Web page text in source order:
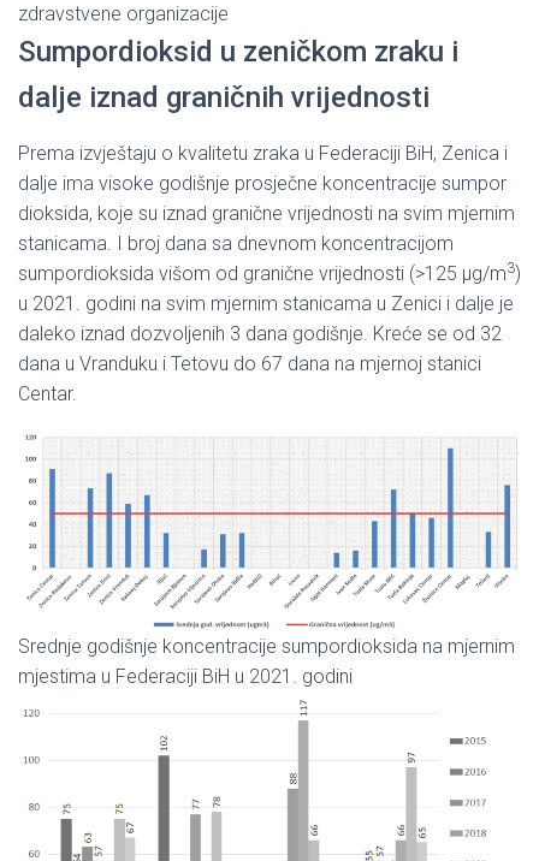
zdravstvene organizacije
Sumpordioksid u zeničkom zraku i
dalje iznad graničnih vrijednosti
Prema izvještaju o kvalitetu zraka u Federaciji BiH, Zenica i
dalje ima visoke godišnje prosječne koncentracije sumpor
dioksida, koje su iznad granične vrijednosti na svim mjernim
stanicama. I broj dana sa dnevnom koncentracijom
sumpordioksida višom od granične vrijednosti (>125 µg/m3)
u 2021. godini na svim mjernim stanicama u Zenici i dalje je
daleko iznad dozvoljenih 3 dana godišnje. Kreće se od 32
dana u Vranduku i Tetovu do 67 dana na mjernoj stanici
Centar.
Srednje godišnje koncentracije sumpordioksida na mjernim
mjestima u Federaciji BiH u 2021. godini